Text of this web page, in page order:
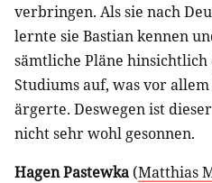
verbringen. Als sie nach
lernte sie Bastian kennen
sämtliche Pläne
Studiums auf, was vor
ärgerte. Deswegen ist
nicht sehr wohl gesonnen.
Hagen Pastewka (Matthias